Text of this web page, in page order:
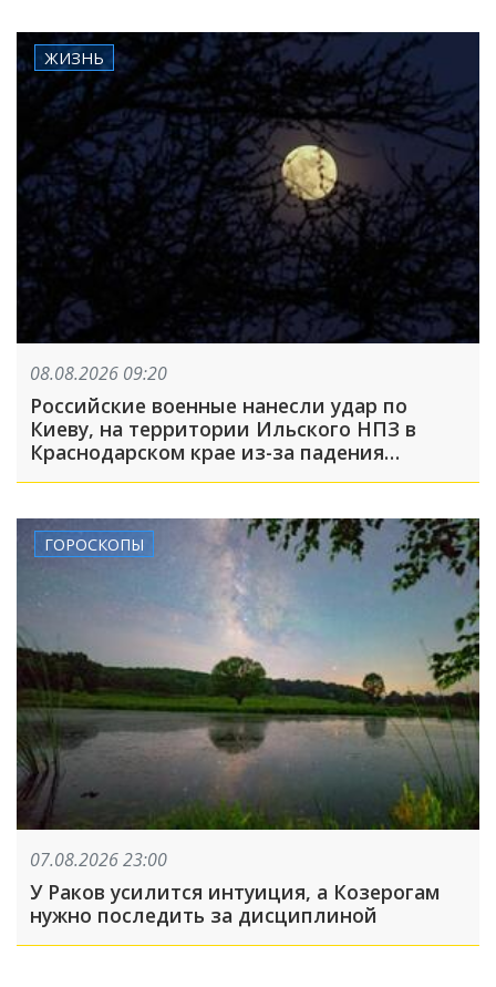
ЖИЗНЬ
08.08.2026 09:20
Российские военные нанесли удар по
Киеву, на территории Ильского НПЗ в
Краснодарском крае из-за падения
обломков БПЛА пострадали пять человек:
ГОРОСКОПЫ
07.08.2026 23:00
У Раков усилится интуиция, а Козерогам
нужно последить за дисциплиной